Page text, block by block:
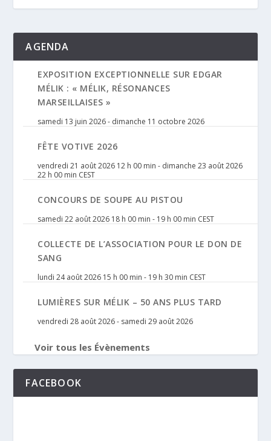
AGENDA
EXPOSITION EXCEPTIONNELLE SUR EDGAR
MÉLIK : « MÉLIK, RÉSONANCES
MARSEILLAISES »
samedi 13 juin 2026- dimanche 11 octobre 2026
FÊTE VOTIVE 2026
vendredi 21 août 2026 12 h 00 min - dimanche 23 août 2026
22 h 00 min CEST
CONCOURS DE SOUPE AU PISTOU
samedi 22 août 2026 18 h 00 min - 19 h 00 min CEST
COLLECTE DE L’ASSOCIATION POUR LE DON DE
SANG
lundi 24 août 2026 15 h 00 min - 19 h 30 min CEST
LUMIÈRES SUR MÉLIK – 50 ANS PLUS TARD
vendredi 28 août 2026- samedi 29 août 2026
Voir tous les Évènements
FACEBOOK